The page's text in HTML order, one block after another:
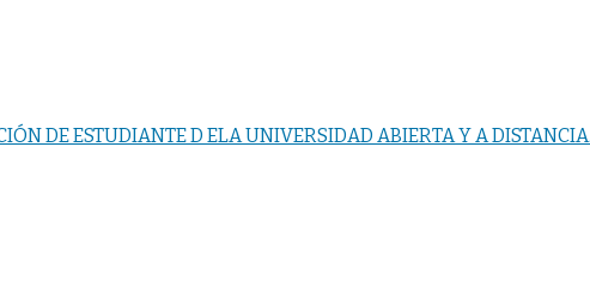
DE ESTUDIANTE D ELA UNIVERSIDAD ABIERTA Y A